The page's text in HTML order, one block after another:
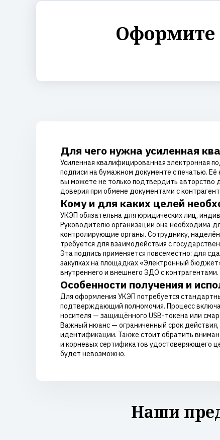
Оформите
Для чего нужна усиленная
Усиленная квалифицированная электронная
подписи на бумажном документе с печатью.
вы можете не только подтвердить авторство
доверия при обмене документами с
Кому и для каких целей
УКЭП обязательна для юридических лиц,
Руководителю организации она необходима
контролирующие органы. Сотруднику,
требуется для взаимодействия с
Эта подпись применяется повсеместно: для
закупках на площадках «Электронный
внутреннего и внешнего ЭДО с
Особенности получения и
Для оформления УКЭП потребуется
подтверждающий полномочия. Процесс
носителя — защищённого USB-токена или
Важный нюанс — ограниченный срок действия,
идентификации. Также стоит обратить
и корневых сертификатов удостоверяющего
будет невозможно.
Наши